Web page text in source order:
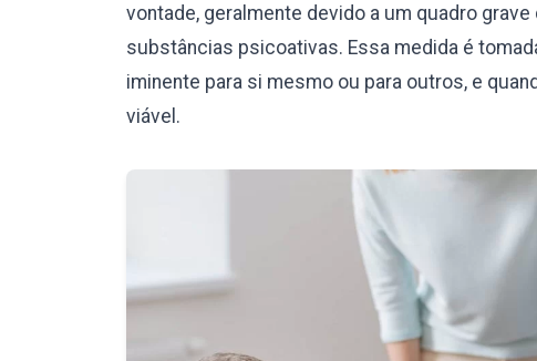
vontade, geralmente devido a um quadro
substâncias psicoativas. Essa medida é
iminente para si mesmo ou para outros, e
viável.